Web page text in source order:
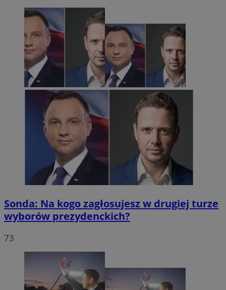
Sonda: Na kogo zagłosujesz w drugiej turze
wyborów prezydenckich?
73